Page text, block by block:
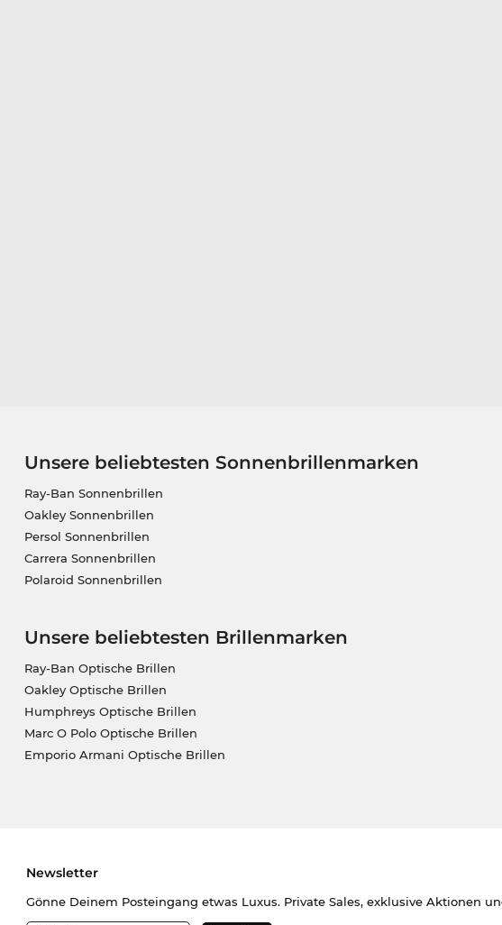
Unsere beliebtesten Sonnenbrillenmarken
Ray-Ban Sonnenbrillen
Oakley Sonnenbrillen
Persol Sonnenbrillen
Carrera Sonnenbrillen
Polaroid Sonnenbrillen
Unsere beliebtesten Brillenmarken
Ray-Ban Optische Brillen
Oakley Optische Brillen
Humphreys Optische Brillen
Marc O Polo Optische Brillen
Emporio Armani Optische Brillen
Newsletter
Gönne Deinem Posteingang etwas Luxus. Private Sales, exklusive Aktionen